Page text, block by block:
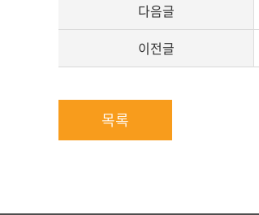
다음글
이전글
목록